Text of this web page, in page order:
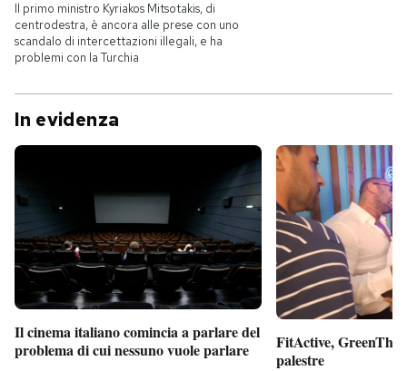
Il primo ministro Kyriakos Mitsotakis, di
centrodestra, è ancora alle prese con uno
scandalo di intercettazioni illegali, e ha
problemi con la Turchia
In evidenza
Il cinema italiano comincia a parlare del
problema di cui nessuno vuole parlare
FitActive,
palestre